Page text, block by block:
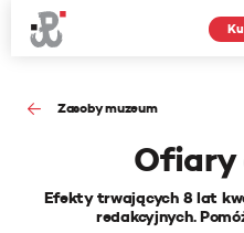
Zasoby muzeum
Ofiary
Efekty trwających 8 lat
redakcyjnych.